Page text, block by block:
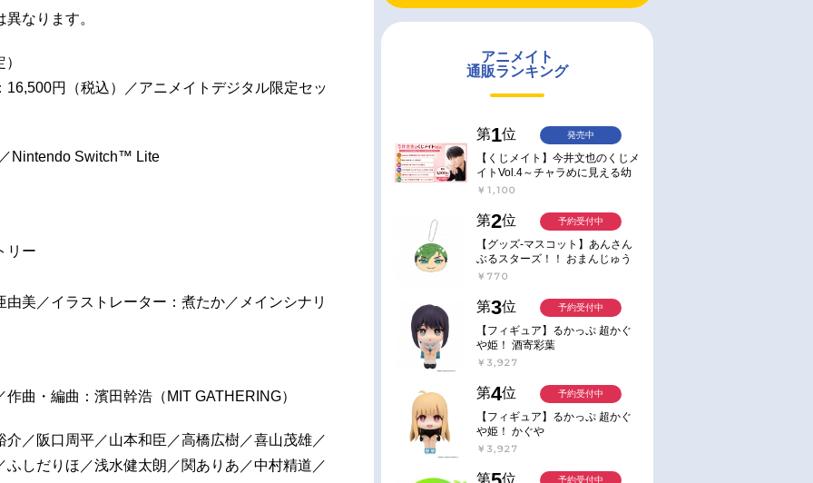
なります。
16,500円（税込）／アニメイトデジタル限定セッ
Nintendo Switch™ Lite
リー
由美／イラストレーター：煮たか／メインシナリ
曲・編曲：濱田幹浩（MIT GATHERING）
介／阪口周平／山本和臣／高橋広樹／喜山茂雄／
しだりほ／浅水健太朗／関ありあ／中村精道／
アニメイト
通販ランキング
第1位
【くじメイト】今井文也のくじメ
イトVol.4～チャラめに見える幼
馴染、実は一途で独占欲が強いん
￥1,100
発売中
第2位
【グッズ-マスコット】あんさん
ぶるスターズ！！ おまんじゅう
にぎにぎマスコット ねくすと2
￥770
予約受付中
第3位
【フィギュア】るかっぷ 超かぐ
や姫！ 酒寄彩葉
￥3,927
予約受付中
第4位
【フィギュア】るかっぷ 超かぐ
や姫！ かぐや
￥3,927
予約受付中
第 位 予約受付中